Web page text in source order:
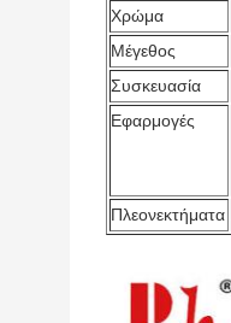
Χρώμα
Μέγεθος
Συσκευασία
Εφαρμογές
Πλεονεκτήματα